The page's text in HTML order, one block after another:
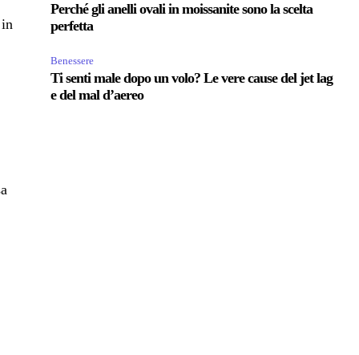
Perché gli anelli ovali in moissanite sono la scelta
perfetta
Benessere
Ti senti male dopo un volo? Le vere cause del jet lag
e del mal d’aereo